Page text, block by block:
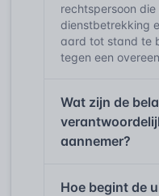
rechtspersoon
dienstbetrekking
aard tot stand te
tegen een
Wat zijn de
aannemer?
Hoe begint de